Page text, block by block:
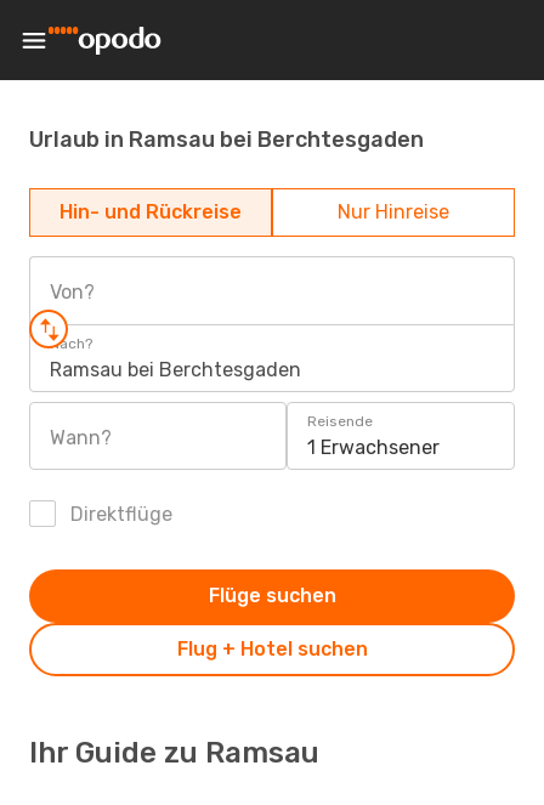
Urlaub in Ramsau bei Berchtesgaden
Hin- und Rückreise Nur Hinreise
Von?
Nach?
Ramsau bei Berchtesgaden
Wann?
Reisende
1 Erwachsener
Direktflüge
Flug + Hotel suchen
Flüge suchen
Ihr Guide zu Ramsau